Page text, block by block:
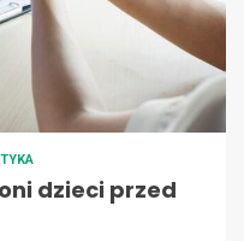
dzieci przed